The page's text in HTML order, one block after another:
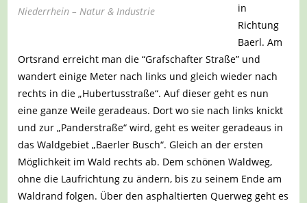
Niederrhein – Natur & Industrie
in
Richtung
Baerl. Am
Ortsrand erreicht man die “Grafschafter Straße” und
wandert einige Meter nach links und gleich wieder nach
rechts in die „Hubertusstraße“. Auf dieser geht es nun
eine ganze Weile geradeaus. Dort wo sie nach links knickt
und zur „Panderstraße“ wird, geht es weiter geradeaus in
das Waldgebiet „Baerler Busch“. Gleich an der ersten
Möglichkeit im Wald rechts ab. Dem schönen Waldweg,
ohne die Laufrichtung zu ändern, bis zu seinem Ende am
Waldrand folgen. Über den asphaltierten Querweg geht es